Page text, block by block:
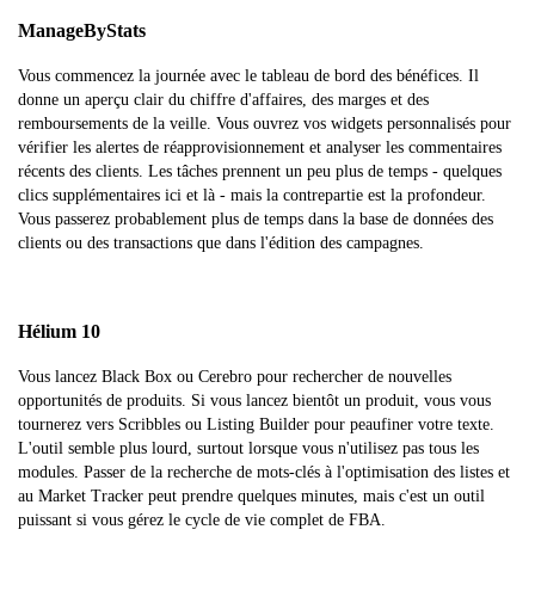
ManageByStats
Vous commencez la journée avec le tableau de bord des bénéfices. Il
donne un aperçu clair du chiffre d'affaires, des marges et des
remboursements de la veille. Vous ouvrez vos widgets personnalisés pour
vérifier les alertes de réapprovisionnement et analyser les commentaires
récents des clients. Les tâches prennent un peu plus de temps - quelques
clics supplémentaires ici et là - mais la contrepartie est la profondeur.
Vous passerez probablement plus de temps dans la base de données des
clients ou des transactions que dans l'édition des campagnes.
Hélium 10
Vous lancez Black Box ou Cerebro pour rechercher de nouvelles
opportunités de produits. Si vous lancez bientôt un produit, vous vous
tournerez vers Scribbles ou Listing Builder pour peaufiner votre texte.
L'outil semble plus lourd, surtout lorsque vous n'utilisez pas tous les
modules. Passer de la recherche de mots-clés à l'optimisation des listes et
au Market Tracker peut prendre quelques minutes, mais c'est un outil
puissant si vous gérez le cycle de vie complet de FBA.